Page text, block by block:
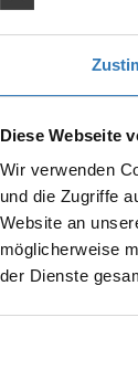
Diese Webseite
Wir verwenden
und die Zugriffe
Website an
möglicherweise
der Dienste